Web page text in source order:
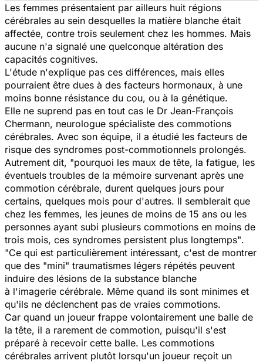
Les femmes présentaient par ailleurs huit régions
cérébrales au sein desquelles la matière blanche était
affectée, contre trois seulement chez les hommes. Mais
aucune n'a signalé une quelconque altération des
capacités cognitives.
L'étude n'explique pas ces différences, mais elles
pourraient être dues à des facteurs hormonaux, à une
moins bonne résistance du cou, ou à la génétique.
Elle ne suprend pas en tout cas le Dr Jean-François
Chermann, neurologue spécialiste des commotions
cérébrales. Avec son équipe, il a étudié les facteurs de
risque des syndromes post-commotionnels prolongés.
Autrement dit, "pourquoi les maux de tête, la fatigue, les
éventuels troubles de la mémoire survenant après une
commotion cérébrale, durent quelques jours pour
certains, quelques mois pour d'autres. Il semblerait que
chez les femmes, les jeunes de moins de 15 ans ou les
personnes ayant subi plusieurs commotions en moins de
trois mois, ces syndromes persistent plus longtemps".
"Ce qui est particulièrement intéressant, c'est de montrer
que des "mini" traumatismes légers répétés peuvent
induire des lésions de la substance blanche
à l'imagerie cérébrale. Même quand ils sont minimes et
qu'ils ne déclenchent pas de vraies commotions.
Car quand un joueur frappe volontairement une balle de
la tête, il a rarement de commotion, puisqu'il s'est
préparé à recevoir cette balle. Les commotions
cérébrales arrivent plutôt lorsqu'un joueur reçoit un